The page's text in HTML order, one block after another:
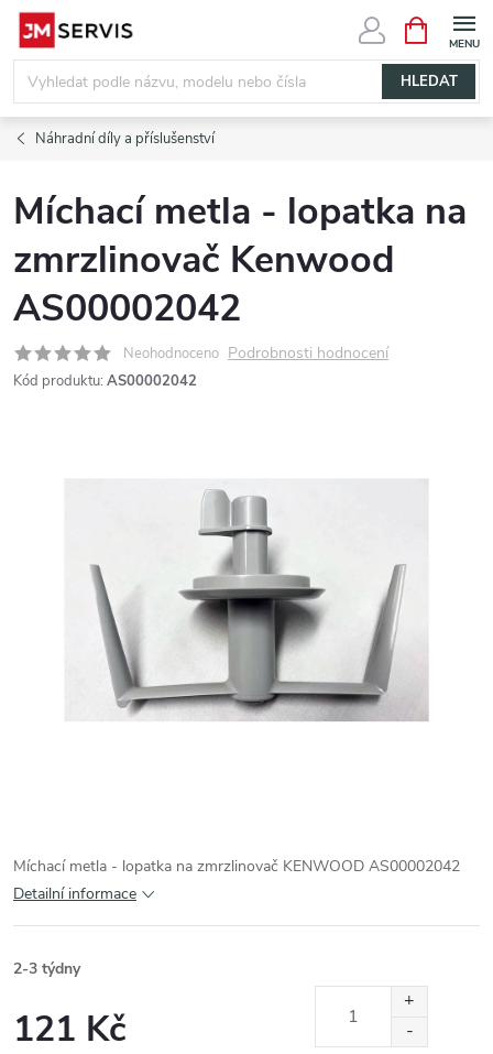
Přejít
obsah
HLEDAT
NÁKUPNÍ
KOŠÍK
Náhradní díly a příslušenství
Míchací metla - lopatka na
zmrzlinovač Kenwood
AS00002042
Neohodnoceno Podrobnosti hodnocení
Kód produktu: AS00002042
Míchací metla - lopatka na zmrzlinovač KENWOOD AS00002042
Detailní informace
2-3 týdny
121 Kč